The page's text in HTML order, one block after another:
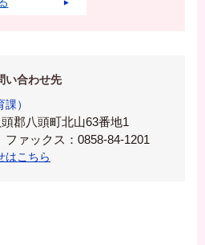
い合わせ先
課
郡八頭町北山63番地1
ファックス：0858-84-1201
はこちら